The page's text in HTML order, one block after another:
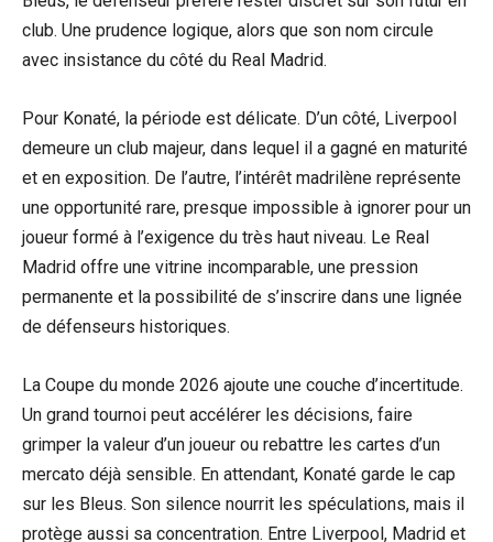
club. Une prudence logique, alors que son nom circule
avec insistance du côté du Real Madrid.
Pour Konaté, la période est délicate. D’un côté, Liverpool
demeure un club majeur, dans lequel il a gagné en maturité
et en exposition. De l’autre, l’intérêt madrilène représente
une opportunité rare, presque impossible à ignorer pour un
joueur formé à l’exigence du très haut niveau. Le Real
Madrid offre une vitrine incomparable, une pression
permanente et la possibilité de s’inscrire dans une lignée
de défenseurs historiques.
La Coupe du monde 2026 ajoute une couche d’incertitude.
Un grand tournoi peut accélérer les décisions, faire
grimper la valeur d’un joueur ou rebattre les cartes d’un
mercato déjà sensible. En attendant, Konaté garde le cap
sur les Bleus. Son silence nourrit les spéculations, mais il
protège aussi sa concentration. Entre Liverpool, Madrid et